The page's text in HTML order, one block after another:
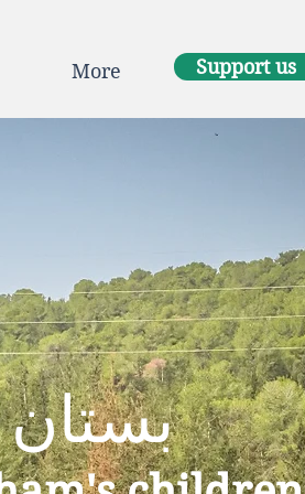
More Support us
‬بستان‭ ‬أبناء‭ ‬ابراهيم